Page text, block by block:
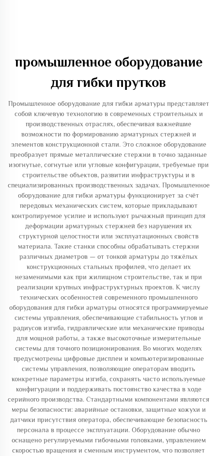
промышленное оборудование
для гибки прутков
Промышленное оборудование для гибки арматуры представляет
собой ключевую технологию в современных строительных и
производственных отраслях, обеспечивая важнейшие
возможности по формированию арматурных стержней и
элементов конструкционной стали. Это сложное оборудование
преобразует прямые металлические стержни в точно заданные
изогнутые, согнутые или угловые конфигурации, требуемые при
строительстве объектов, развитии инфраструктуры и в
специализированных производственных задачах. Промышленное
оборудование для гибки арматуры функционирует за счёт
передовых механических систем, которые прикладывают
контролируемое усилие и используют рычажный принцип для
деформации арматурных стержней без нарушения их
структурной целостности или эксплуатационных свойств
материала. Такие станки способны обрабатывать стержни
различных диаметров — от тонкой арматуры до тяжёлых
конструкционных стальных профилей, что делает их
незаменимыми как при жилищном строительстве, так и при
реализации крупных инфраструктурных проектов. К числу
технических особенностей современного промышленного
оборудования для гибки арматуры относятся программируемые
системы управления, обеспечивающие стабильность углов и
радиусов изгиба, гидравлические или механические приводы
для мощной работы, а также высокоточные измерительные
системы для точного позиционирования. Во многих моделях
предусмотрены цифровые дисплеи и компьютеризированные
системы управления, позволяющие операторам вводить
конкретные параметры изгиба, сохранять часто используемые
конфигурации и поддерживать постоянство качества в ходе
серийного производства. Стандартными компонентами являются
меры безопасности: аварийные остановки, защитные кожухи и
датчики присутствия оператора, обеспечивающие безопасность
персонала в процессе эксплуатации. Оборудование обычно
оснащено регулируемыми гибочными головками, управлением
скоростью вращения и сменным инструментом, что позволяет